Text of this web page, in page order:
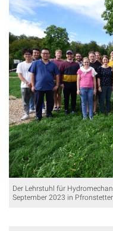
Der Lehrstuhl für
September 2023 in